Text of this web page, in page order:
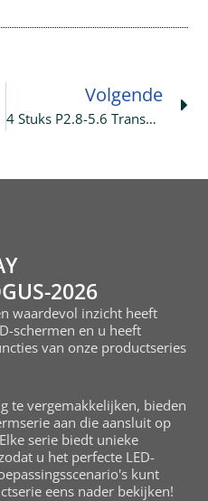
Volgende
4 Stuks P2.8-5.6 Transparante LED-Posters Verzenden Naar De Filipijnen
2026
waardevol inzicht heeft
schermen en u heeft
van onze productseries
te vergemakkelijken, bieden
aan die aansluit op
serie biedt unieke
u het perfecte LED-
kunt
eens nader bekijken!